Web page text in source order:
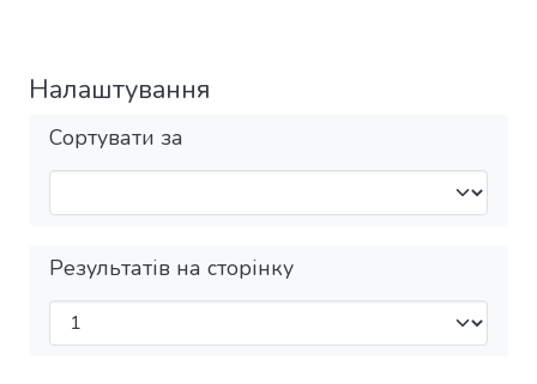
Налаштування
Сортувати за
Результатів на сторінку